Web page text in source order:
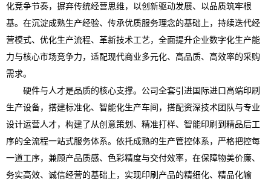
化竞争节奏，摒弃传统经营思维，以创新驱动发展、以品质筑牢根
基。在沉淀成熟生产经验、传承优质服务理念的基础上，持续迭代经
营模式、优化生产流程、革新技术工艺，全面提升企业数字化生产能
力与核心市场竞争力，适配现代商业多元化、高品质、高效率的采购
需求。
硬件与人才是品质的核心支撑。公司全套引进国际进口高端印刷
生产设备，搭建标准化、智能化生产车间，搭配资深技术团队与专业
设计运营人才，构建了从创意策划、精准打样、智能印刷到精品后工
序的全流程一站式服务体系。依托成熟的生产管控体系，严格把控每
一道工序，兼顾产品质感、色彩精度与交付效率，在保障物美价廉、
务实高效、诚信经营的基础上，实现印刷产品的精细化、精品化输